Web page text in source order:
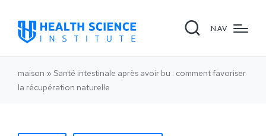
NAV
maison » Santé intestinale après avoir bu : comment favoriser
la récupération naturelle